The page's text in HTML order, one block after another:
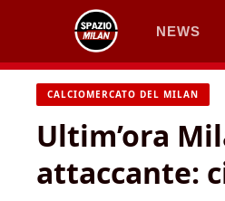
contenuto
NEWS
CALCIOMERCATO DEL MILAN
Ultim’ora
attaccante: